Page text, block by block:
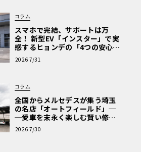
コラム
スマホで完結、サポートは万
全！ 新型EV「インスター」で実
感するヒョンデの「4つの安心」
【第1回・ヒョンデ6つの疑問：
Why? Hyundai?】〈PR〉
2026 7/31
コラム
全国からメルセデスが集う埼玉
の名店「オートフィールド」─
─愛車を末永く楽しむ賢い修理
術と、プロがフックス製オイル
を選ぶ理由〈PR〉
2026 7/30